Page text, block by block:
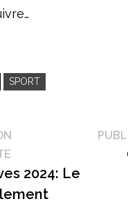
SPORT
Publication
précédente :
2024: Le